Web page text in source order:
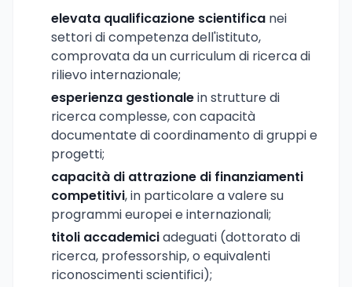
elevata qualificazione scientifica nei
settori di competenza dell'istituto,
comprovata da un curriculum di ricerca di
rilievo internazionale;
esperienza gestionalein strutture di
ricerca complesse, con capacità
documentate di coordinamento di gruppi e
progetti;
capacità di attrazione di finanziamenti
competitivi, in particolare a valere su
programmi europei e internazionali;
titoli accademiciadeguati (dottorato di
ricerca, professorship, o equivalenti
riconoscimenti scientifici);